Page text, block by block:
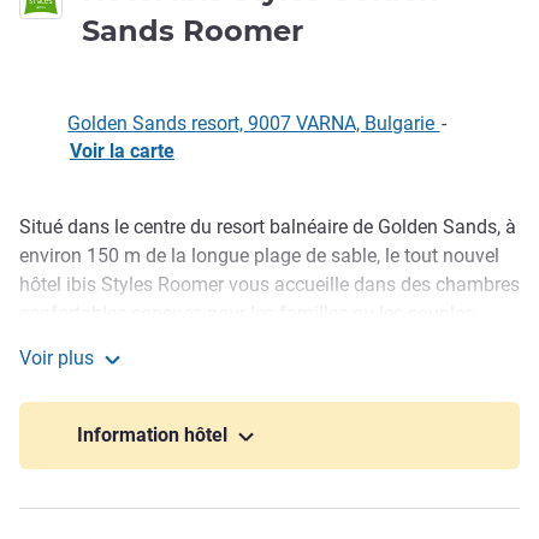
Sands Roomer
Golden Sands resort, 9007 VARNA, Bulgarie -
Voir la carte
Description
Situé dans le centre du resort balnéaire de Golden Sands, à
environ 150 m de la longue plage de sable, le tout nouvel
hôtel ibis Styles Roomer vous accueille dans des chambres
sont lumineuses et confortables avec balcon, smart TV et
WIFI gratuit. Elles répondront à toutes les normes et
besoins des vacanciers de loisirs modernes. L'équipe de
L'hôtel ibis Styles Roomer est un tout nouveau membre de
Voir plus
Information hôtel